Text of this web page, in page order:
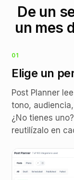
De un
un mes
01
Elige un
Post Planner
tono,
¿No tienes
reutilízalo en